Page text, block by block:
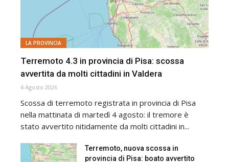
LA PROVINCIA
Terremoto 4.3 in provincia di Pisa: scossa
avvertita da molti cittadini in Valdera
4 Agosto 2026
Scossa di terremoto registrata in provincia di Pisa
nella mattinata di martedì 4 agosto: il tremore è
stato avvertito nitidamente da molti cittadini in...
Terremoto, nuova scossa in
provincia di Pisa: boato avvertito